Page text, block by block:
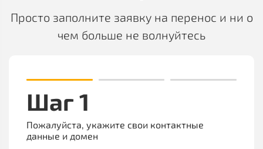
Просто заполните заявку на перенос и ни о
чем больше не волнуйтесь
Шаг 1
Пожалуйста, укажите свои контактные
данные и домен